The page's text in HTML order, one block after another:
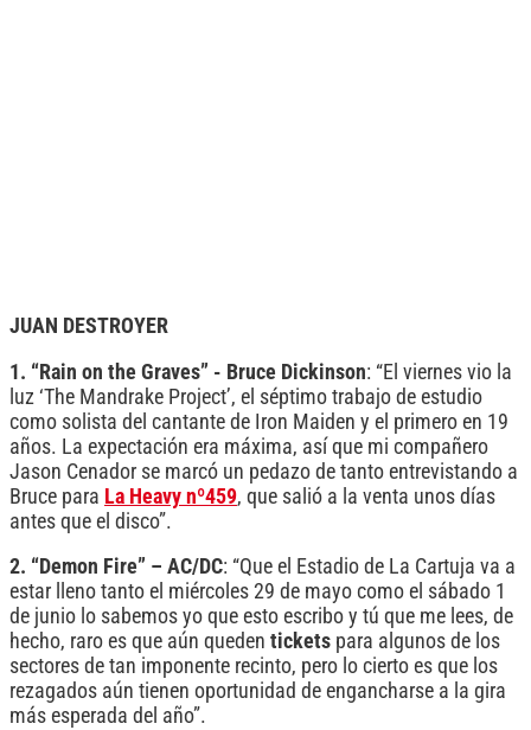
JUAN DESTROYER
1. “Rain on the Graves” - Bruce Dickinson: “El viernes vio la
luz ‘The Mandrake Project’, el séptimo trabajo de estudio
como solista del cantante de Iron Maiden y el primero en 19
años. La expectación era máxima, así que mi compañero
Jason Cenador se marcó un pedazo de tanto entrevistando a
Bruce para La Heavy nº459, que salió a la venta unos días
antes que el disco”.
2. “Demon Fire” – AC/DC: “Que el Estadio de La Cartuja va a
estar lleno tanto el miércoles 29 de mayo como el sábado 1
de junio lo sabemos yo que esto escribo y tú que me lees, de
hecho, raro es que aún queden tickets para algunos de los
sectores de tan imponente recinto, pero lo cierto es que los
rezagados aún tienen oportunidad de engancharse a la gira
más esperada del año”.